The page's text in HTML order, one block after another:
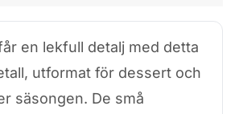
en lekfull detalj med detta
utformat för dessert och
säsongen. De små